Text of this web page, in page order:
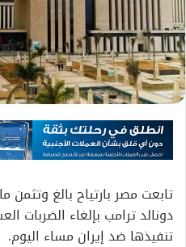
تابعت مصر بارتياح بالغ وتثمن
دونالد ترامب بإلغاء الضربات
تنفيذها ضد إيران مساء اليوم.